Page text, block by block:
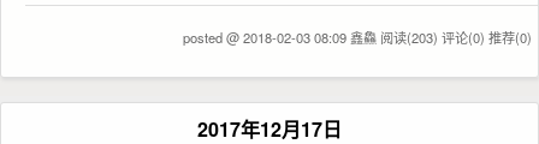
posted @ 2018-02-03 08:09 鑫鱻 阅读(203) 评论(0) 推荐(0)
2017年12月17日